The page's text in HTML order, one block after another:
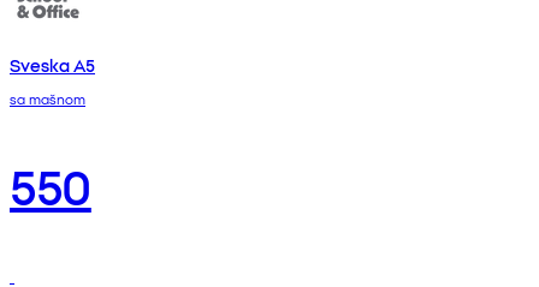
Sveska A5
sa mašnom
550